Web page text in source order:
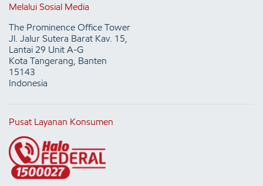
Melalui Sosial Media
The Prominence Office Tower
Jl. Jalur Sutera Barat Kav. 15,
Lantai 29 Unit A-G
Kota Tangerang, Banten
15143
Indonesia
Pusat Layanan Konsumen